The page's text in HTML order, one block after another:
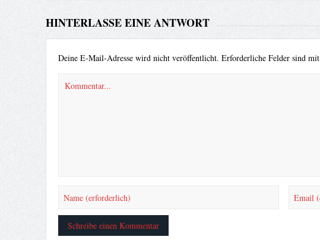
HINTERLASSE EINE ANTWORT
Deine E-Mail-Adresse wird nicht veröffentlicht. Erforderliche Felder sind mit